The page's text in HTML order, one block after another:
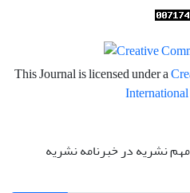
This Journal is licensed under a
نشریه در خبرنامه نشریه